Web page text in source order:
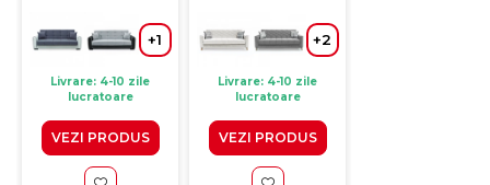
+1
Livrare: 4-10 zile
lucratoare
VEZI PRODUS
+2
Livrare: 4-10 zile
lucratoare
VEZI PRODUS